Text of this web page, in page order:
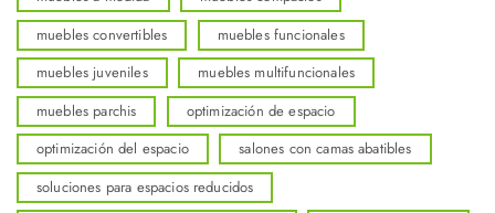
muebles convertibles
muebles funcionales
muebles juveniles
muebles multifuncionales
muebles parchis
optimización de espacio
optimización del espacio
salones con camas abatibles
soluciones para espacios reducidos